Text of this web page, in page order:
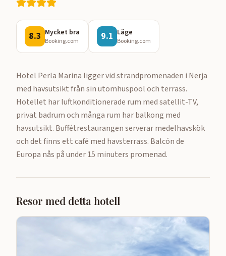
8.3 Mycket bra
Booking.com 9.1 Läge
Booking.com
Hotel Perla Marina ligger vid strandpromenaden i Nerja
med havsutsikt från sin utomhuspool och terrass.
Hotellet har luftkonditionerade rum med satellit-TV,
privat badrum och många rum har balkong med
havsutsikt. Buffétrestaurangen serverar medelhavskök
och det finns ett café med havsterrass. Balcón de
Europa nås på under 15 minuters promenad.
Resor med detta hotell